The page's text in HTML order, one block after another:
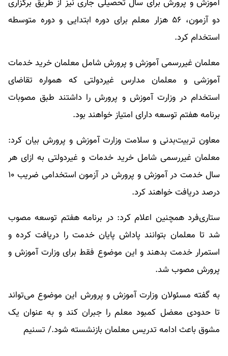
آموزش و پرورش برای سال تحصیلی جاری نیز از طریق برگزاری
دو آزمون، ۵۶ هزار معلم برای دوره ابتدایی و دوره متوسطه
استخدام کرد.
معلمان غیررسمی آموزش و پرورش شامل معلمان خرید خدمات
آموزشی و معلمان مدارس غیردولتی که همواره تقاضای
استخدام در وزارت آموزش و پرورش را داشتند طبق مصوبات
برنامه هفتم توسعه دارای امتیاز خواهند بود.
معاون تربیت‌بدنی و سلامت وزارت آموزش و پرورش بیان کرد:
معلمان غیررسمی شامل خرید خدمات و غیردولتی به ازای هر
سال خدمت در آموزش و پرورش در آزمون استخدامی ضریب ۱۰
درصد دریافت خواهند کرد.
ستاری‌فرد همچنین اعلام کرد: در برنامه هفتم توسعه مصوب
شد تا معلمان بتوانند پاداش پایان خدمت را دریافت کرده و
استمرار خدمت بدهند و این موضوع فقط برای وزارت آموزش و
پرورش مصوب شد.
به گفته مسئولان وزارت آموزش و پرورش این موضوع می‌تواند
تا حدودی معضل کمبود معلم را جبران کند و به عنوان یک
مشوق باعث ادامه تدریس معلمان بازنشسته شود./ تسنیم